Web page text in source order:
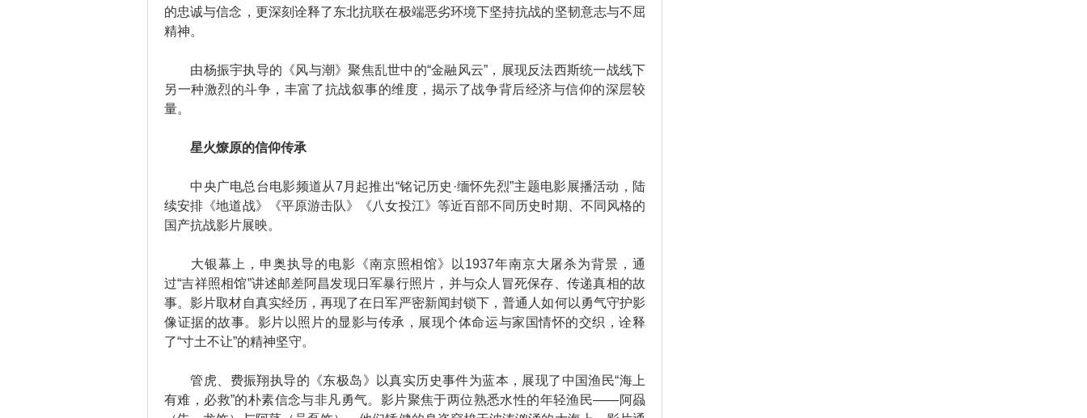
的忠诚与信念，更深刻诠释了东北抗联在极端恶劣环境下坚持抗战的坚韧意志与不屈
精神。
由杨振宇执导的《风与潮》聚焦乱世中的“金融风云”，展现反法西斯统一战线下
另一种激烈的斗争，丰富了抗战叙事的维度，揭示了战争背后经济与信仰的深层较
量。
星火燎原的信仰传承
中央广电总台电影频道从7月起推出“铭记历史·缅怀先烈”主题电影展播活动，陆
续安排《地道战》《平原游击队》《八女投江》等近百部不同历史时期、不同风格的
国产抗战影片展映。
大银幕上，申奥执导的电影《南京照相馆》以1937年南京大屠杀为背景，通
过“吉祥照相馆”讲述邮差阿昌发现日军暴行照片，并与众人冒死保存、传递真相的故
事。影片取材自真实经历，再现了在日军严密新闻封锁下，普通人如何以勇气守护影
像证据的故事。影片以照片的显影与传承，展现个体命运与家国情怀的交织，诠释
了“寸土不让”的精神坚守。
管虎、费振翔执导的《东极岛》以真实历史事件为蓝本，展现了中国渔民“海上
有难，必救”的朴素信念与非凡勇气。影片聚焦于两位熟悉水性的年轻渔民——阿赑